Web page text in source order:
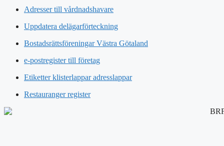
Adresser till vårdnadshavare
Uppdatera delägarförteckning
Bostadsrättsföreningar Västra Götaland
e-postregister till företag
Etiketter klisterlappar adresslappar
Restauranger register